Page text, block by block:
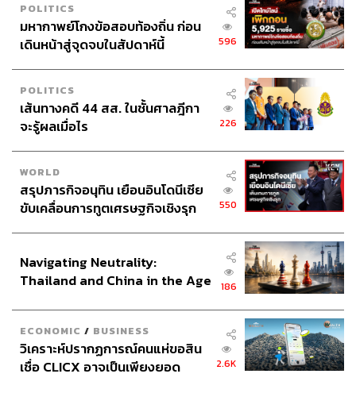
POLITICS
มหากาพย์โกงข้อสอบท้องถิ่น ก่อน
เดินหน้าสู่จุดจบในสัปดาห์นี้
596
POLITICS
เส้นทางคดี 44 สส. ในชั้นศาลฎีกา
จะรู้ผลเมื่อไร
226
WORLD
สรุปภารกิจอนุทิน เยือนอินโดนีเซีย
ขับเคลื่อนการทูตเศรษฐกิจเชิงรุก
550
Navigating Neutrality:
Thailand and China in the Age
186
ECONOMIC / BUSINESS
วิเคราะห์ปรากฏการณ์คนแห่ขอสิน
เชื่อ CLICX อาจเป็นเพียงยอด
2.6K